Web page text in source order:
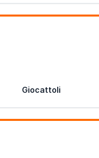
Giocattoli